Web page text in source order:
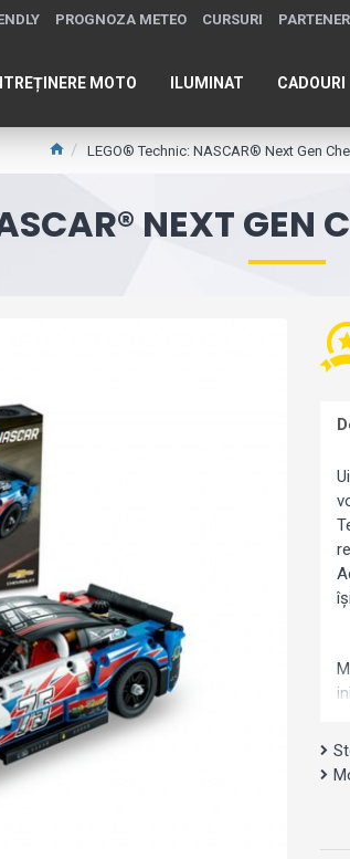
PROGNOZA METEO CURSURI
MOTO ILUMINAT CADOURI
LEGO® Technic: NASCAR® Next Gen
NEXT GEN